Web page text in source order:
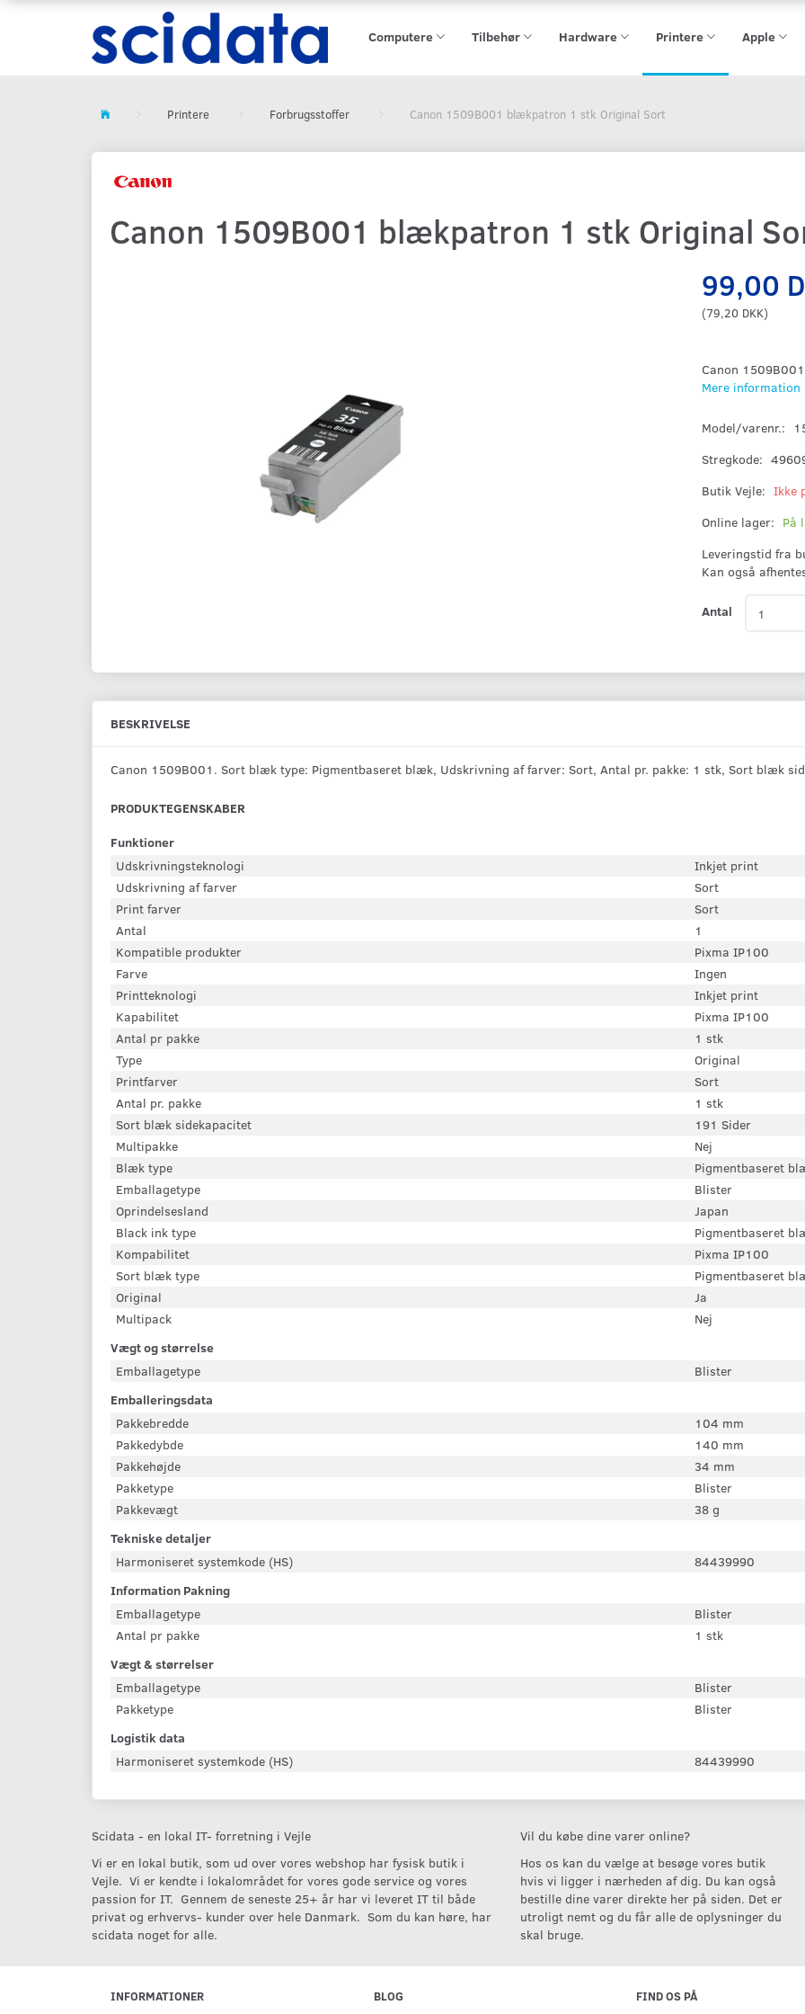
Computere Tilbehør Hardware Printere Apple
Printere Forbrugsstoffer Canon 1509B001 blækpatron 1 stk Original Sort
Canon 1509B001 blækpatron 1 stk Original
99,00
(79,20 DKK)
Canon
Mere information
Model/varenr.:
Stregkode:
Butik Vejle: Ikke
Online lager: På
Leveringstid fra
Kan også
Antal
BESKRIVELSE
Canon 1509B001. Sort blæk type: Pigmentbaseret blæk, Udskrivning af farver: Sort, Antal pr. pakke: 1 stk, Sort blæk
PRODUKTEGENSKABER
Funktioner
Udskrivningsteknologi
Inkjet print
Udskrivning af farver
Sort
Print farver
Sort
Antal
1
Kompatible produkter
Pixma IP100
Farve
Ingen
Printteknologi
Inkjet print
Kapabilitet
Pixma IP100
Antal pr pakke
1 stk
Type
Original
Printfarver
Sort
Antal pr. pakke
1 stk
Sort blæk sidekapacitet
191 Sider
Multipakke
Nej
Blæk type
Pigmentbaseret
Emballagetype
Blister
Oprindelsesland
Japan
Black ink type
Pigmentbaseret
Kompabilitet
Pixma IP100
Sort blæk type
Pigmentbaseret
Original
Ja
Multipack
Nej
Vægt og størrelse
Emballagetype
Blister
Emballeringsdata
Pakkebredde
104 mm
Pakkedybde
140 mm
Pakkehøjde
34 mm
Pakketype
Blister
Pakkevægt
38 g
Tekniske detaljer
Harmoniseret systemkode (HS)
84439990
Information Pakning
Emballagetype
Blister
Antal pr pakke
1 stk
Vægt & størrelser
Emballagetype
Blister
Pakketype
Blister
Logistik data
Harmoniseret systemkode (HS)
84439990
Scidata - en lokal IT- forretning i Vejle
Vi er en lokal butik, som ud over vores webshop har fysisk butik i
Vejle. Vi er kendte i lokalområdet for vores gode service og vores
passion for IT. Gennem de seneste 25+ år har vi leveret IT til både
privat og erhvervs- kunder over hele Danmark. Som du kan høre, har
scidata noget for alle.
Vil du købe dine varer online?
Hos os kan du vælge at besøge vores butik
hvis vi ligger i nærheden af dig. Du kan også
bestille dine varer direkte her på siden. Det er
utroligt nemt og du får alle de oplysninger du
skal bruge.
INFORMATIONER BLOG FIND OS PÅ